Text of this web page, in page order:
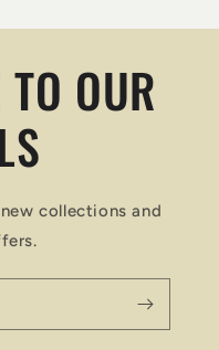
OUR
collections and